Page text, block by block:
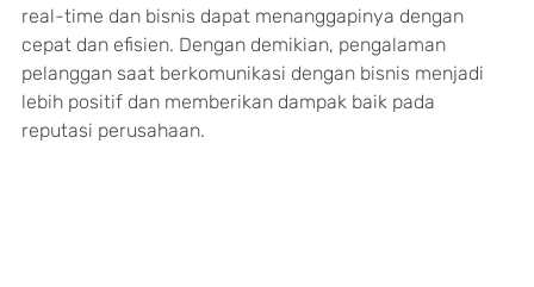
real-time dan bisnis dapat menanggapinya dengan
cepat dan efisien. Dengan demikian, pengalaman
pelanggan saat berkomunikasi dengan bisnis menjadi
lebih positif dan memberikan dampak baik pada
reputasi perusahaan.